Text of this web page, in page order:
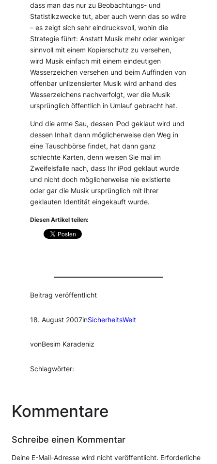
dass man das nur zu Beobachtungs- und
Statistikzwecke tut, aber auch wenn das so wäre
– es zeigt sich sehr eindrucksvoll, wohin die
Strategie führt: Anstatt Musik mehr oder weniger
sinnvoll mit einem Kopierschutz zu versehen,
wird Musik einfach mit einem eindeutigen
Wasserzeichen versehen und beim Auffinden von
offenbar unlizensierter Musik wird anhand des
Wasserzeichens nachverfolgt, wer die Musik
ursprünglich öffentlich in Umlauf gebracht hat.
Und die arme Sau, dessen iPod geklaut wird und
dessen Inhalt dann möglicherweise den Weg in
eine Tauschbörse findet, hat dann ganz
schlechte Karten, denn weisen Sie mal im
Zweifelsfalle nach, dass Ihr iPod geklaut wurde
und nicht doch möglicherweise nie existierte
oder gar die Musik ursprünglich mit Ihrer
geklauten Identität eingekauft wurde.
Diesen Artikel teilen:
Beitrag veröffentlicht
18. August 2007inSicherheitsWelt
vonBesim Karadeniz
Schlagwörter:
Kommentare
Schreibe einen Kommentar
Deine E-Mail-Adresse wird nicht veröffentlicht. Erforderliche